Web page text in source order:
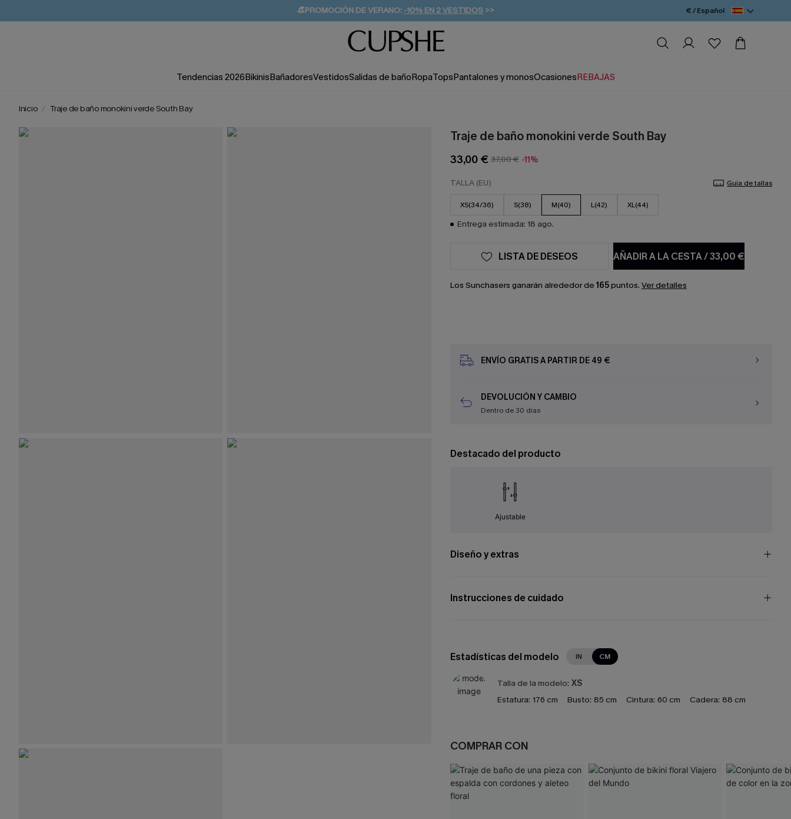
👒PROMOCIÓN DE VERANO: -10% EN 2 VESTIDOS >>
💌¡SUSCRIBIRSE & GANAR -10% EXTRA!
🚚ENVÍO GRATUITO A PARTIR DE 49 € >>
€ / Español
Tendencias 2026BikinisBañadoresVestidosSalidas de bañoRopaTopsPantalones y monosOcasionesREBAJAS
Inicio Traje de baño monokini verde South Bay
Traje de baño monokini verde South Bay
33,00 € 37,00 € -11%
TALLA (EU) Guía de tallas
XS(34/36) S(38) M(40) L(42) XL(44)
Entrega estimada: 18 ago.
AÑADIR A LA CESTA/33,00 €
LISTA DE DESEOS
Los Sunchasers ganarán alrededor de 165puntos. Ver detalles
ENVÍO GRATIS A PARTIR DE 49 €
DEVOLUCIÓN Y CAMBIO
Dentro de 30 días
Destacado del producto
Ajustable
Diseño y extras
Instrucciones de cuidado
Estadísticas del modelo IN CM
Talla de la modelo: XS
Estatura: 176 cm Busto: 85 cm Cintura: 60 cm Cadera: 88 cm
COMPRAR CON